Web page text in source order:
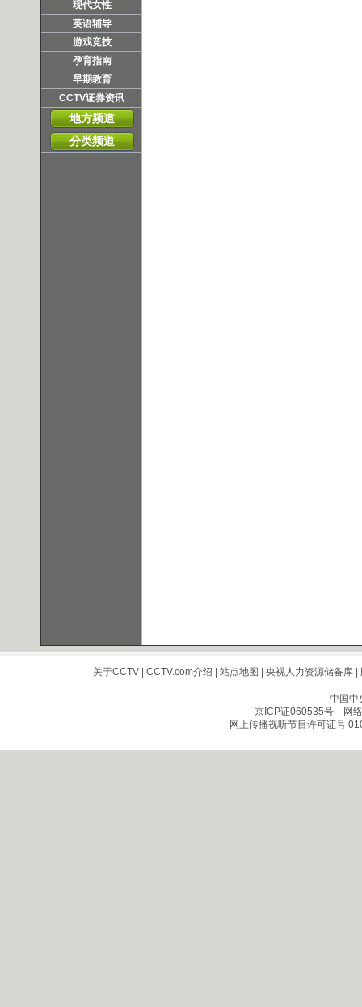
现代女性
英语辅导
游戏竞技
孕育指南
早期教育
CCTV证券资讯
地方频道
分类频道
关于CCTV| CCTV.com介绍 | 站点地图 | 央视人力资源储备库|
中国中
京ICP证060535号网络
网上传播视听节目许可证号